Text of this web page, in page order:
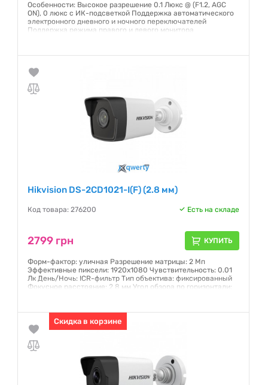
Особенности: Высокое разрешение 0.1 Люкс @ (F1.2, AGC
ON), 0 люкс с ИК-подсветкой Поддержка автоматического
электронного дневного и ночного переключателей
Поддержка режима правого и левого монитора
Hikvision DS-2CD1021-I(F) (2.8 мм)
Код товара: 276200 Есть на складе
2799 грн КУПИТЬ
Форм-фактор: уличная Разрешение матрицы: 2 Мп
Эффективные пиксели: 1920х1080 Чувствительность: 0.01
Лк День/Ночь: ICR-фильтр Тип объектива: фиксированный
Фокусное расстояние: 2.8 мм Угол обзора по горизонтали:
Гарантия:12 месяцев
Скидка в корзине